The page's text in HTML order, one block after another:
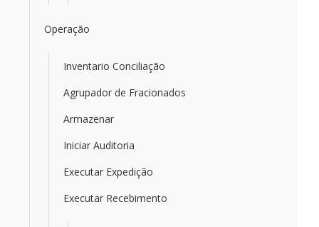
Operação
Inventario Conciliação
Agrupador de Fracionados
Armazenar
Iniciar Auditoria
Executar Expedição
Executar Recebimento